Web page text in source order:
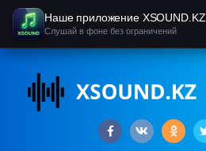
Наше приложение XSOUND.KZ
Слушай в фоне без ограничений